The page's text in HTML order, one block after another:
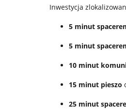
Inwestycja
5 minut
5 minut
10 minut
15 minut pieszo
25 minut